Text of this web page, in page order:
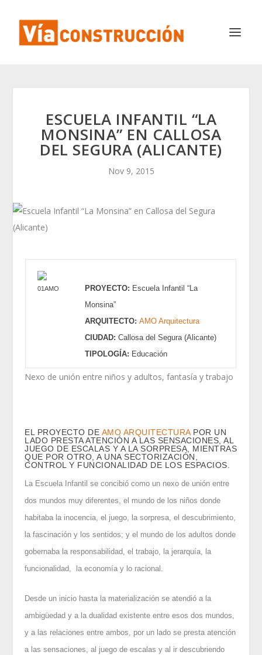
ESCUELA INFANTIL “LA
MONSINA” EN CALLOSA
DEL SEGURA (ALICANTE)
Nov 9, 2015
PROYECTO: Escuela Infantil “La
Monsina”
ARQUITECTO: AMO Arquitectura
CIUDAD: Callosa del Segura (Alicante)
TIPOLOGÍA: Educación
Nexo de unión entre niños y adultos, fantasía y trabajo
EL PROYECTO DE AMO ARQUITECTURAPOR UN
LADO PRESTA ATENCIÓN A LAS SENSACIONES, AL
JUEGO DE ESCALAS Y A LA SORPRESA, MIENTRAS
QUE POR OTRO, A UNA SECTORIZACIÓN,
CONTROL Y FUNCIONALIDAD DE LOS ESPACIOS.
La Escuela Infantil se concibió como un nexo de unión entre
dos mundos muy diferentes, el mundo de los niños donde
habitaba la inocencia, el juego, la sorpresa, el descubrimiento,
la fascinación y los sentidos; y el mundo de los adultos donde
gobernaba la responsabilidad, el trabajo, la jerarquía, la
funcionalidad, la economía y lo racional.
Desde un inicio hasta la materialización se atendió a la
ambigüedad y a la dualidad existente entre esos dos mundos,
y a las relaciones entre ambos, por un lado se presta atención
a las sensaciones, al juego de escalas y al ir descubriendo